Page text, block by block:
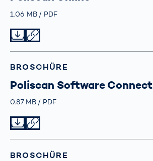
Größe
1.06 MB TypPDF
BROSCHÜRE
Poliscan Software Connect
Größe
0.87 MB TypPDF
BROSCHÜRE